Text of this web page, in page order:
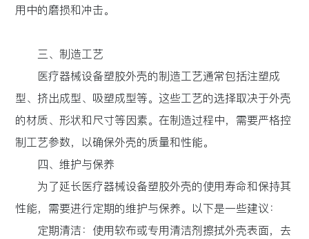
用中的磨损和冲击。
三、制造工艺
医疗器械设备塑胶外壳的制造工艺通常包括注塑成
型、挤出成型、吸塑成型等。这些工艺的选择取决于外壳
的材质、形状和尺寸等因素。在制造过程中，需要严格控
制工艺参数，以确保外壳的质量和性能。
四、维护与保养
为了延长医疗器械设备塑胶外壳的使用寿命和保持其
性能，需要进行定期的维护与保养。以下是一些建议：
定期清洁：使用软布或专用清洁剂擦拭外壳表面，去